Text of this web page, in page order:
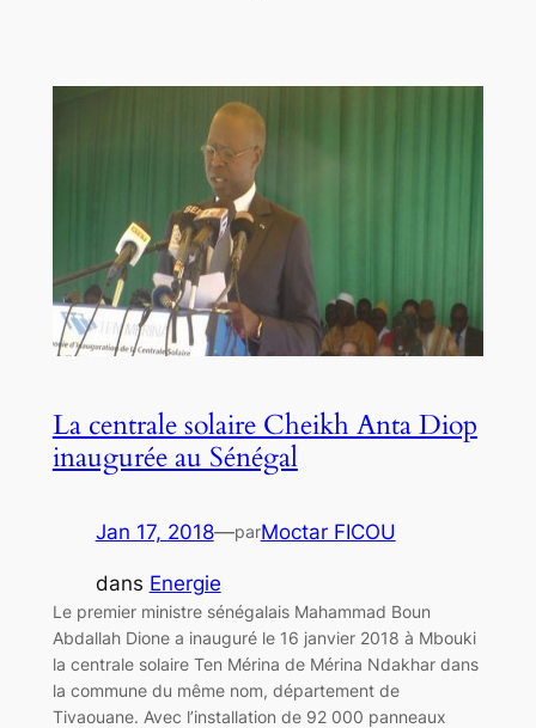
La centrale solaire Cheikh Anta Diop
inaugurée au Sénégal
Jan 17, 2018—parMoctar FICOU
dans Energie
Le premier ministre sénégalais Mahammad Boun
Abdallah Dione a inauguré le 16 janvier 2018 à Mbouki
la centrale solaire Ten Mérina de Mérina Ndakhar dans
la commune du même nom, département de
Tivaouane. Avec l’installation de 92 000 panneaux